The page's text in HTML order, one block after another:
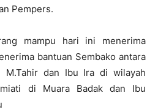
Pempers.
mampu hari ini menerima
bantuan Sembako antara
M.Tahir dan Ibu Ira di wilayah
di Muara Badak dan Ibu